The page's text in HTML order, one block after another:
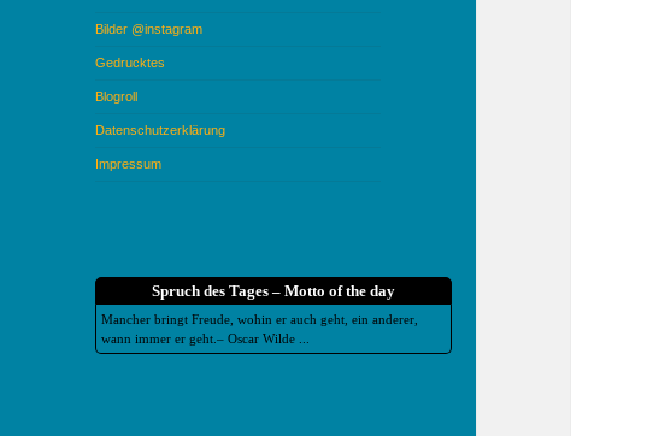
Bilder @instagram
Gedrucktes
Blogroll
Datenschutzerklärung
Impressum
Spruch des Tages – Motto of the day
Mancher bringt Freude, wohin er auch geht, ein anderer,
wann immer er geht.– Oscar Wilde ...